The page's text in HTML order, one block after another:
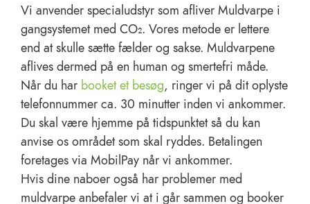
Vi anvender specialudstyr som afliver Muldvarpe i
gangsystemet med CO₂. Vores metode er lettere
end at skulle sætte fælder og sakse. Muldvarpene
aflives dermed på en human og smertefri måde.
Når du har booket et besøg, ringer vi på dit oplyste
telefonnummer ca. 30 minutter inden vi ankommer.
Du skal være hjemme på tidspunktet så du kan
anvise os området som skal ryddes. Betalingen
foretages via MobilPay når vi ankommer.
Hvis dine naboer også har problemer med
muldvarpe anbefaler vi at i går sammen og booker